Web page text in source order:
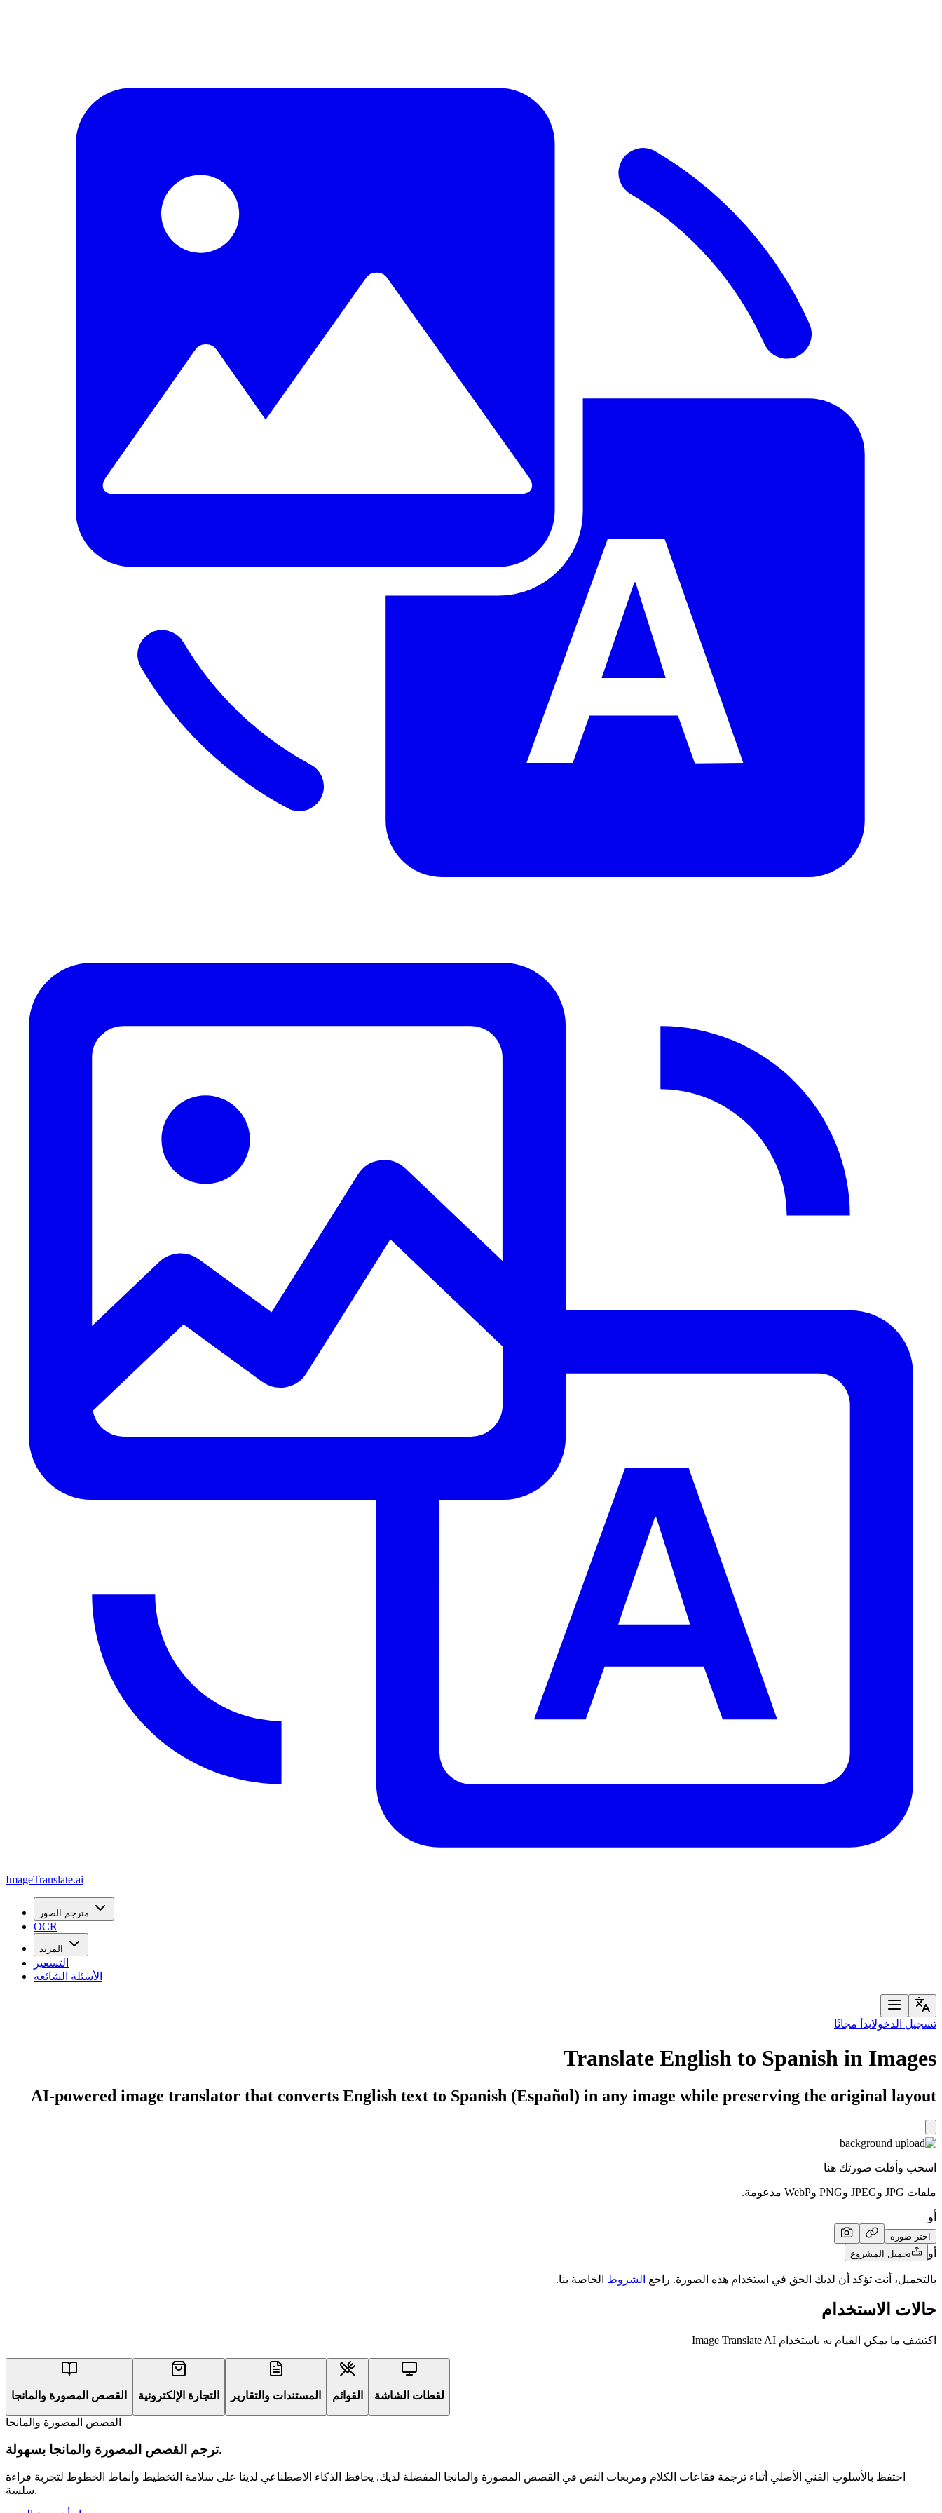
ImageTranslate.ai
مترجم الصور
OCR
المزيد
التسعير
الأسئلة الشائعة
تسجيل الدخولابدأ مجانًا
Translate English to Spanish in Images
AI-powered image translator that converts English text to Spanish (Español) in any image while preserving the original layout
اسحب وأفلت صورتك هنا
ملفات JPG وJPEG وPNG وWebP مدعومة.
أو
اختر صورة
أو تحميل المشروع
بالتحميل، أنت تؤكد أن لديك الحق في استخدام هذه الصورة. راجع الشروط الخاصة بنا.
حالات الاستخدام
اكتشف ما يمكن القيام به باستخدام Image Translate AI
القصص المصورة والمانجا التجارة الإلكترونية المستندات والتقارير القوائم لقطات الشاشة
القصص المصورة والمانجا
ترجم القصص المصورة والمانجا بسهولة.
احتفظ بالأسلوب الفني الأصلي أثناء ترجمة فقاعات الكلام ومربعات النص في القصص المصورة والمانجا المفضلة لديك. يحافظ الذكاء الاصطناعي لدينا على سلامة التخطيط وأنماط الخطوط لتجربة قراءة
سلسة.